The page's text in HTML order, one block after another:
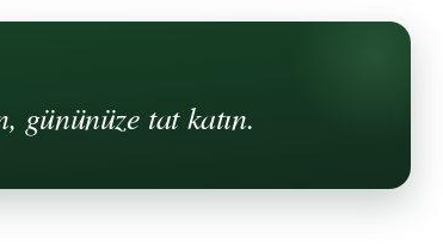
gününüze tat katın.